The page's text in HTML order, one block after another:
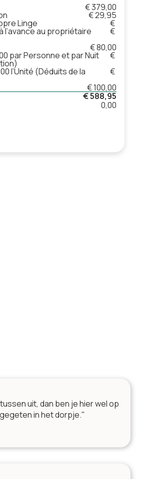
€ 379,00
€ 29,95
Linge €
l’avance au propriétaire
€
€ 80,00
par Personne et par Nuit
€
l’Unité (Déduits de la
€
€ 100,00
€ 588,95
0,00
uit, dan ben je hier wel op
in het dorpje."